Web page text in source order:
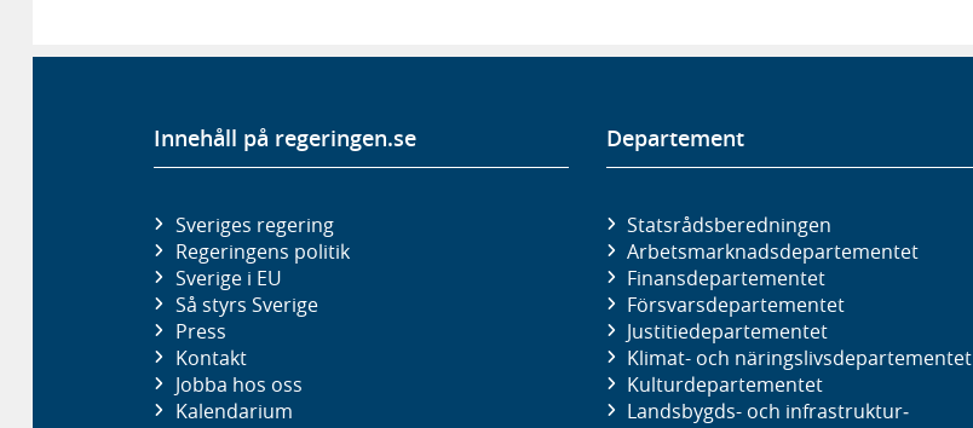
Innehåll på regeringen.se
Sveriges regering
Regeringens politik
Sverige i EU
Så styrs Sverige
Press
Kontakt
Jobba hos oss
Kalendarium
Departement
Statsrådsberedningen
Arbetsmarknads­departementet
Finans­departementet
Försvars­departementet
Justitie­departementet
Klimat- och näringslivs­departementet
Kultur­departementet
Landsbygds- och infrastruktur­